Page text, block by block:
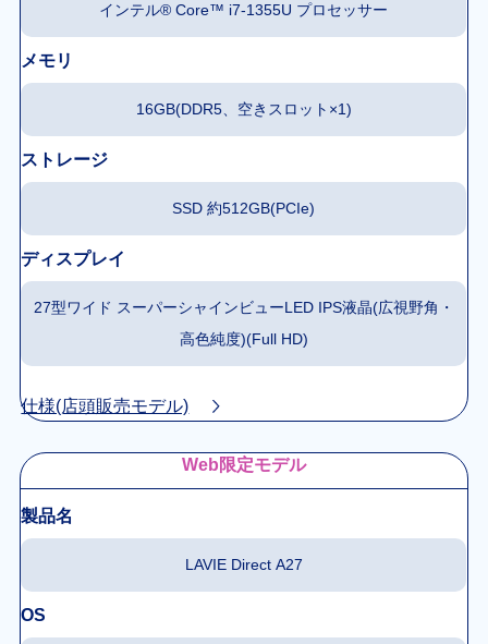
インテル® Core™ i7-1355U プロセッサー
メモリ
16GB(DDR5、空きスロット×1)
ストレージ
SSD 約512GB(PCIe)
ディスプレイ
27型ワイド スーパーシャインビューLED IPS液晶(広視野角・
高色純度)(Full HD)
仕様(店頭販売モデル)
Web限定モデル
製品名
LAVIE Direct A27
OS